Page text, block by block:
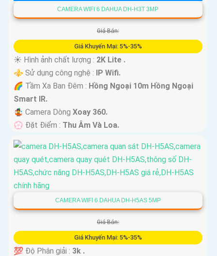
CAMERA WIFI 6 DAHUA DH-H3T 3MP
Giá Bán:
Giá Khuyến Mại: 5%-35%
☀️ Hình ảnh chất lượng : 2K Lite .
⚜️ Sử dụng công nghệ : IP Wifi.
🌈 Tầm Xa Ban Đêm : Hồng Ngoại 10m Hồng Ngoại
Smart IR.
🤹 Camera Dòng Xoay 360.
️💮 Đặt Điểm : Thu Âm Và Loa.
CAMERA WIFI 6 DAHUA DH-H5AS 5MP
Giá Bán:
Giá Khuyến Mại: 5%-35%
💯 Độ Phân giải : 3k .